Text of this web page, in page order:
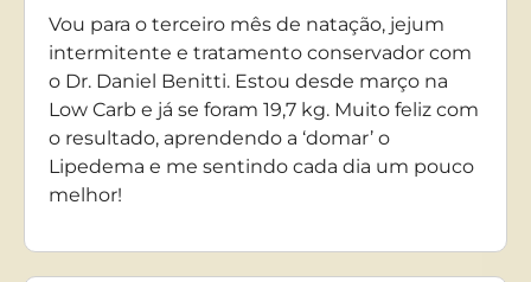
Vou para o terceiro mês de natação, jejum
intermitente e tratamento conservador com
o Dr. Daniel Benitti. Estou desde março na
Low Carb e já se foram 19,7 kg. Muito feliz com
o resultado, aprendendo a ‘domar’ o
Lipedema e me sentindo cada dia um pouco
melhor!